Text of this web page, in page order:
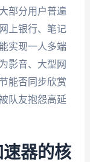
部分用户普遍
上银行、笔记
实现一人多端
影音、大型网
能否同步欣赏
队友抱怨高延
器的核